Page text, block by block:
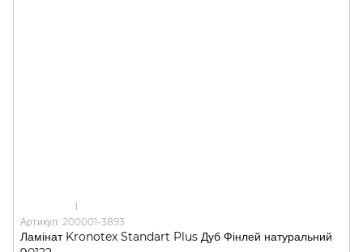
1
Артикул: 200001-3893
Ламінат Kronotex Standart Plus Дуб Фінлей натуральний